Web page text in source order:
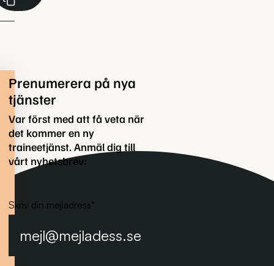
Prenumerera på nya
tjänster
Var först med att få veta när
det kommer en ny
traineetjänst. Anmäl dig till
vårt nyhetsbrev:
Skriv din mejladress*